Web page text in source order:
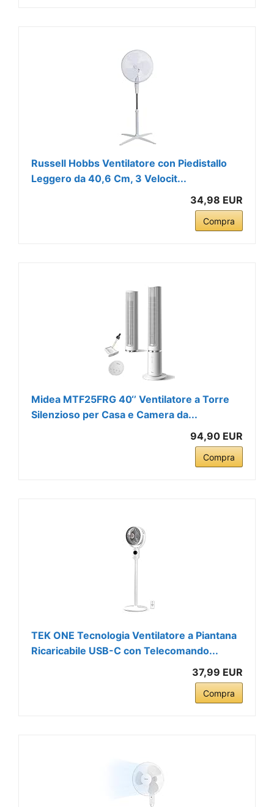
Russell Hobbs Ventilatore con Piedistallo
Leggero da 40,6 Cm, 3 Velocit...
34,98 EUR
Compra
Midea MTF25FRG 40‘’ Ventilatore a Torre
Silenzioso per Casa e Camera da...
94,90 EUR
Compra
TEK ONE Tecnologia Ventilatore a Piantana
Ricaricabile USB-C con Telecomando...
37,99 EUR
Compra